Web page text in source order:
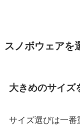
スノボウェアを
大きめのサイズ
サイズ選びは一